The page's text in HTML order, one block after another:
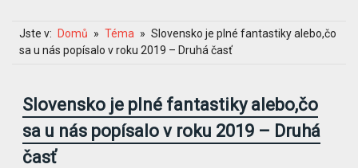
Jste v: Domů Téma
Slovensko je plné fantastiky alebo,čo
sa u nás popísalo v roku 2019 – Druhá časť
Slovensko je plné fantastiky alebo,čo
sa u nás popísalo v roku 2019 – Druhá
časť